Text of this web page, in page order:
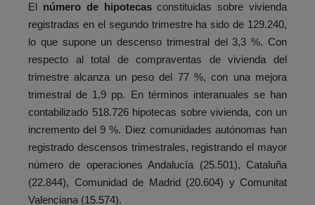
El número de hipotecasconstituidas sobre vivienda
registradas en el segundo trimestre ha sido de 129.240,
lo que supone un descenso trimestral del 3,3 %. Con
respecto al total de compraventas de vivienda del
trimestre alcanza un peso del 77 %, con una mejora
trimestral de 1,9 pp. En términos interanuales se han
contabilizado 518.726 hipotecas sobre vivienda, con un
incremento del 9 %. Diez comunidades autónomas han
registrado descensos trimestrales, registrando el mayor
número de operaciones Andalucía (25.501), Cataluña
(22.844), Comunidad de Madrid (20.604) y Comunitat
Valenciana (15.574).